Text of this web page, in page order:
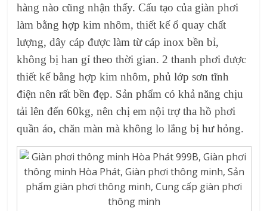
hàng nào cũng nhận thấy. Cấu tạo của giàn phơi
làm bằng hợp kim nhôm, thiết kế ổ quay chất
lượng, dây cáp được làm từ cáp inox bền bỉ,
không bị han gỉ theo thời gian. 2 thanh phơi được
thiết kế bằng hợp kim nhôm, phủ lớp sơn tĩnh
điện nên rất bền đẹp. Sản phẩm có khả năng chịu
tải lên đến 60kg, nên chị em nội trợ tha hồ phơi
quần áo, chăn màn mà không lo lắng bị hư hỏng.